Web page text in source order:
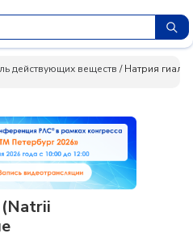
действующих веществ /Натрия
(Natrii